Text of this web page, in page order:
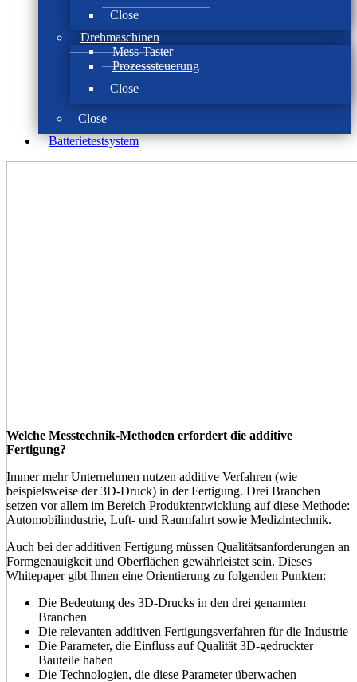
Close
Drehmaschinen
Mess-Taster
Prozesssteuerung
Close
Close
Batterie­test­system
Welche Messtechnik-Methoden erfordert die additive
Fertigung?
Immer mehr Unternehmen nutzen additive Verfahren (wie
beispielsweise der 3D-Druck) in der Fertigung. Drei Branchen
setzen vor allem im Bereich Produktentwicklung auf diese Methode:
Automobilindustrie, Luft- und Raumfahrt sowie Medizintechnik.
Auch bei der additiven Fertigung müssen Qualitätsanforderungen an
Formgenauigkeit und Oberflächen gewährleistet sein. Dieses
Whitepaper gibt Ihnen eine Orientierung zu folgenden Punkten:
Die Bedeutung des 3D-Drucks in den drei genannten
Branchen
Die relevanten additiven Fertigungsverfahren für die Industrie
Die Parameter, die Einfluss auf Qualität 3D-gedruckter
Bauteile haben
Die Technologien, die diese Parameter überwachen